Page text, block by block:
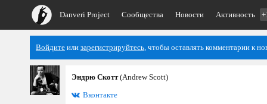
Danveri Project Сообщества Новости Активность
Войдите или зарегистрируйтесь, чтобы оставлять комментарии к
Эндрю Скотт(Andrew Scott)
Вконтакте